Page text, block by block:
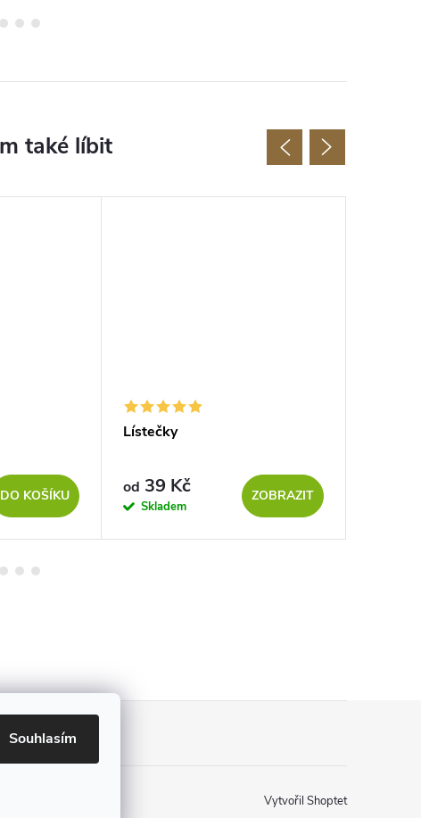
Souhlasím
DO KOŠÍKU
Lístečky
od 39 Kč
Skladem
ZOBRAZIT
Vytvořil Shoptet